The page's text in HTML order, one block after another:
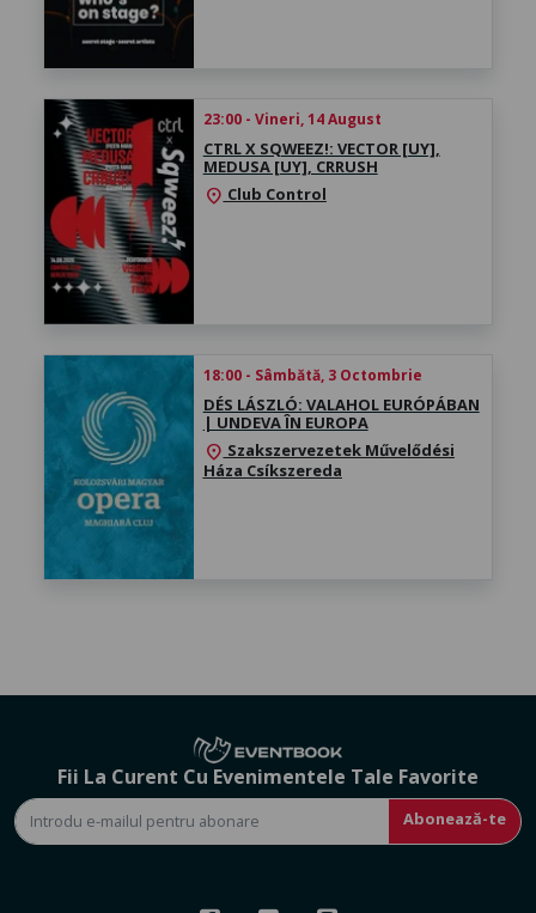
23:00 - Vineri, 14 August
CTRL X SQWEEZ!: VECTOR [UY],
MEDUSA [UY], CRRUSH
location_on Club Control
18:00 - Sâmbătă, 3 Octombrie
DÉS LÁSZLÓ: VALAHOL EURÓPÁBAN
| UNDEVA ÎN EUROPA
location_on Szakszervezetek Művelődési
Háza Csíkszereda
Fii La Curent Cu Evenimentele Tale Favorite
Abonează-te